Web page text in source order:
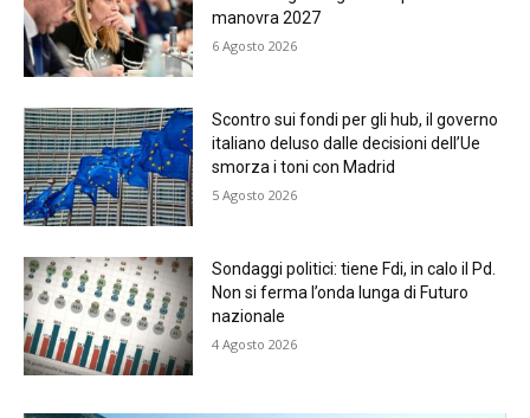
manovra 2027
6 Agosto 2026
Scontro sui fondi per gli hub, il governo
italiano deluso dalle decisioni dell’Ue
smorza i toni con Madrid
5 Agosto 2026
Sondaggi politici: tiene Fdi, in calo il Pd.
Non si ferma l’onda lunga di Futuro
nazionale
4 Agosto 2026